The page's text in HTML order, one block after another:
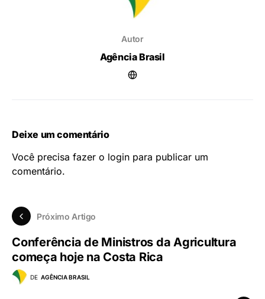
Autor
Agência Brasil
Deixe um comentário
Você precisa fazer o login para publicar um
comentário.
Próximo Artigo
Conferência de Ministros da Agricultura
começa hoje na Costa Rica
DE AGÊNCIA BRASIL